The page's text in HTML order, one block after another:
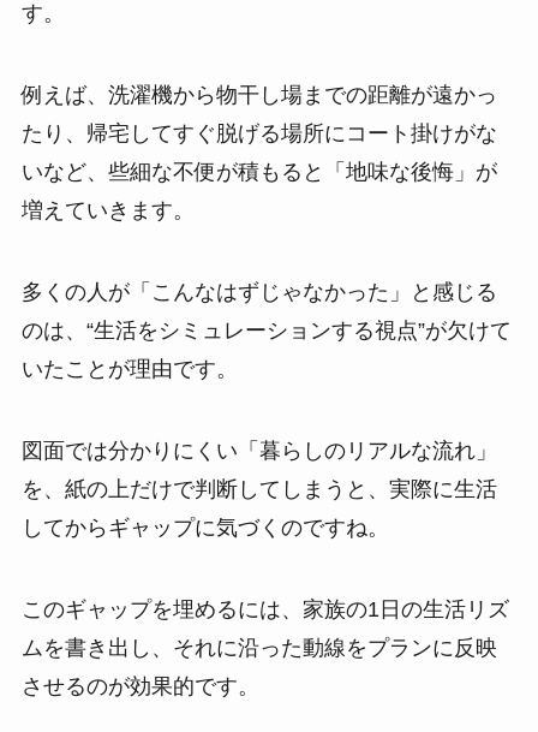
す。
例えば、洗濯機から物干し場までの距離が遠かっ
たり、帰宅してすぐ脱げる場所にコート掛けがな
いなど、些細な不便が積もると「地味な後悔」が
増えていきます。
多くの人が「こんなはずじゃなかった」と感じる
のは、“生活をシミュレーションする視点”が欠けて
いたことが理由です。
図面では分かりにくい「暮らしのリアルな流れ」
を、紙の上だけで判断してしまうと、実際に生活
してからギャップに気づくのですね。
このギャップを埋めるには、家族の1日の生活リズ
ムを書き出し、それに沿った動線をプランに反映
させるのが効果的です。